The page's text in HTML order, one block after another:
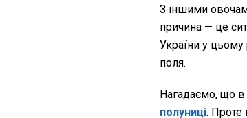
З іншими
причина — це
України у цьому
поля.
Нагадаємо, що в
полуниці. Проте